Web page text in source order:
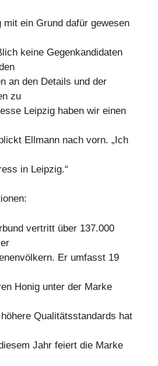
mit ein Grund dafür gewesen
keine Gegenkandidaten
an den Details und der
zu
Leipzig haben wir einen
Ellmann nach vorn. „Ich
in Leipzig.“
vertritt über 137.000
Er umfasst 19
Honig unter der Marke
Qualitätsstandards hat
Jahr feiert die Marke